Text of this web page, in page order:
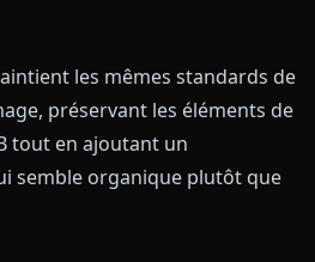
les mêmes standards de
préservant les éléments de
tout en ajoutant un
semble organique plutôt que